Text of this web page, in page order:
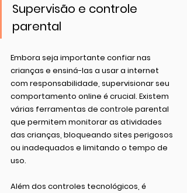
Supervisão e controle
parental
Embora seja importante confiar nas
crianças e ensiná-las a usar a internet
com responsabilidade, supervisionar seu
comportamento online é crucial. Existem
várias ferramentas de controle parental
que permitem monitorar as atividades
das crianças, bloqueando sites perigosos
ou inadequados e limitando o tempo de
uso.
Além dos controles tecnológicos, é